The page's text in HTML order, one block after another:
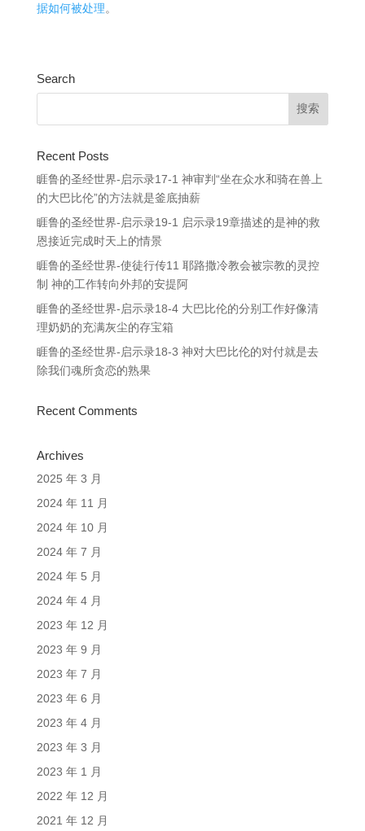
据如何被处理。
Search
Recent Posts
睚鲁的圣经世界-启示录17-1 神审判“坐在众水和骑在兽上
的大巴比伦”的方法就是釜底抽薪
睚鲁的圣经世界-启示录19-1 启示录19章描述的是神的救
恩接近完成时天上的情景
睚鲁的圣经世界-使徒行传11 耶路撒冷教会被宗教的灵控
制 神的工作转向外邦的安提阿
睚鲁的圣经世界-启示录18-4 大巴比伦的分别工作好像清
理奶奶的充满灰尘的存宝箱
睚鲁的圣经世界-启示录18-3 神对大巴比伦的对付就是去
除我们魂所贪恋的熟果
Recent Comments
Archives
2025 年 3 月
2024 年 11 月
2024 年 10 月
2024 年 7 月
2024 年 5 月
2024 年 4 月
2023 年 12 月
2023 年 9 月
2023 年 7 月
2023 年 6 月
2023 年 4 月
2023 年 3 月
2023 年 1 月
2022 年 12 月
2021 年 12 月